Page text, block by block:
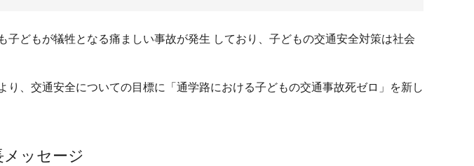
どもが犠牲となる痛ましい事故が発生 しており、子どもの交通安全対策は社会
り、交通安全についての目標に「通学路における子どもの交通事故死ゼロ」を新し
メッセージ